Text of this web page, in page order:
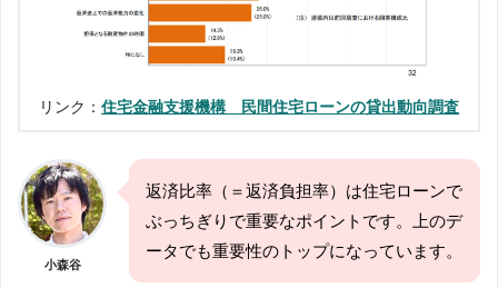
リンク： 住宅金融支援機構 民間住宅ローンの貸出動向調査
小森谷
返済比率（＝返済負担率）は住宅ローンで
ぶっちぎりで重要なポイントです。上のデ
ータでも重要性のトップになっています。